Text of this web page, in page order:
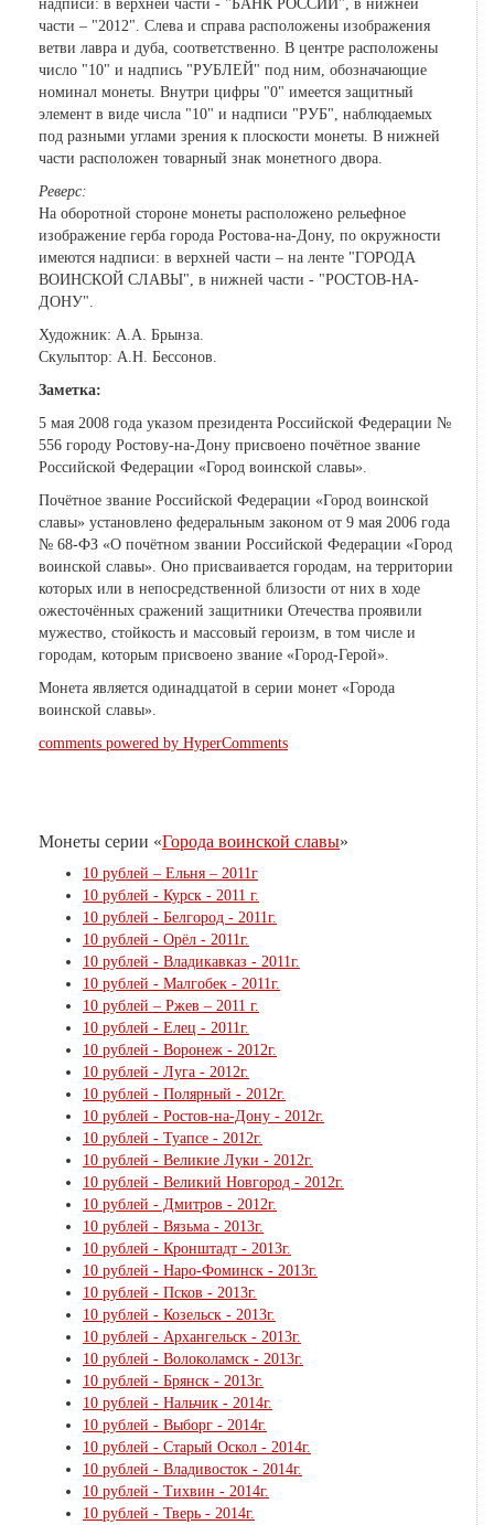
надписи: в верхней части - "БАНК РОССИИ", в нижней
части – "2012". Слева и справа расположены изображения
ветви лавра и дуба, соответственно. В центре расположены
число "10" и надпись "РУБЛЕЙ" под ним, обозначающие
номинал монеты. Внутри цифры "0" имеется защитный
элемент в виде числа "10" и надписи "РУБ", наблюдаемых
под разными углами зрения к плоскости монеты. В нижней
части расположен товарный знак монетного двора.
Реверс:
На оборотной стороне монеты расположено рельефное
изображение герба города Ростова-на-Дону, по окружности
имеются надписи: в верхней части – на ленте "ГОРОДА
ВОИНСКОЙ СЛАВЫ", в нижней части - "РОСТОВ-НА-
ДОНУ".
Художник: А.А. Брынза.
Скульптор: А.Н. Бессонов.
Заметка:
5 мая 2008 года указом президента Российской Федерации №
556 городу Ростову-на-Дону присвоено почётное звание
Российской Федерации «Город воинской славы».
Почётное звание Российской Федерации «Город воинской
славы» установлено федеральным законом от 9 мая 2006 года
№ 68-ФЗ «О почётном звании Российской Федерации «Город
воинской славы». Оно присваивается городам, на территории
которых или в непосредственной близости от них в ходе
ожесточённых сражений защитники Отечества проявили
мужество, стойкость и массовый героизм, в том числе и
городам, которым присвоено звание «Город-Герой».
Монета является одинадцатой в серии монет «Города
воинской славы».
comments powered by HyperComments
Монеты серии «Города воинской славы»
10 рублей – Ельня – 2011г
10 рублей - Курск - 2011 г.
10 рублей - Белгород - 2011г.
10 рублей - Орёл - 2011г.
10 рублей - Владикавказ - 2011г.
10 рублей - Малгобек - 2011г.
10 рублей – Ржев – 2011 г.
10 рублей - Елец - 2011г.
10 рублей - Воронеж - 2012г.
10 рублей - Луга - 2012г.
10 рублей - Полярный - 2012г.
10 рублей - Ростов-на-Дону - 2012г.
10 рублей - Туапсе - 2012г.
10 рублей - Великие Луки - 2012г.
10 рублей - Великий Новгород - 2012г.
10 рублей - Дмитров - 2012г.
10 рублей - Вязьма - 2013г.
10 рублей - Кронштадт - 2013г.
10 рублей - Наро-Фоминск - 2013г.
10 рублей - Псков - 2013г.
10 рублей - Козельск - 2013г.
10 рублей - Архангельск - 2013г.
10 рублей - Волоколамск - 2013г.
10 рублей - Брянск - 2013г.
10 рублей - Нальчик - 2014г.
10 рублей - Выборг - 2014г.
10 рублей - Старый Оскол - 2014г.
10 рублей - Владивосток - 2014г.
10 рублей - Тихвин - 2014г.
10 рублей - Тверь - 2014г.